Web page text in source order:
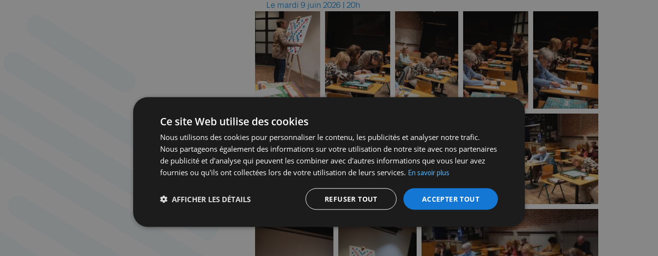
Le mardi 9 juin 2026 | 20h
Ce site Web utilise des cookies
Nous utilisons des cookies pour personnaliser le contenu, les publicités et analyser notre trafic.
Nous partageons également des informations sur votre utilisation de notre site avec nos partenaires
de publicité et d'analyse qui peuvent les combiner avec d'autres informations que vous leur avez
fournies ou qu'ils ont collectées lors de votre utilisation de leurs services. En savoir plus
ACCEPTER TOUT
REFUSER TOUT
AFFICHER LES DÉTAILS